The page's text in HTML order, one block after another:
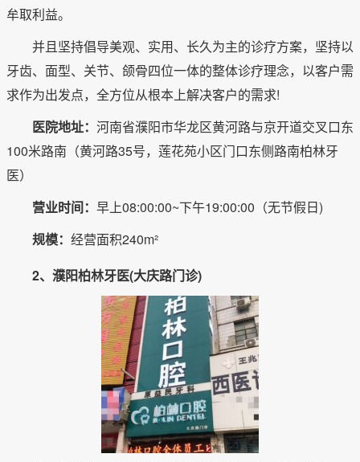
牟取利益。
并且坚持倡导美观、实用、长久为主的诊疗方案，坚持以
牙齿、面型、关节、颌骨四位一体的整体诊疗理念，以客户需
求作为出发点，全方位从根本上解决客户的需求!
医院地址： 河南省濮阳市华龙区黄河路与京开道交叉口东
100米路南（黄河路35号，莲花苑小区门口东侧路南柏林牙
医）
营业时间： 早上08:00:00~下午19:00:00（无节假日)
规模： 经营面积240m²
2、濮阳柏林牙医(大庆路门诊)